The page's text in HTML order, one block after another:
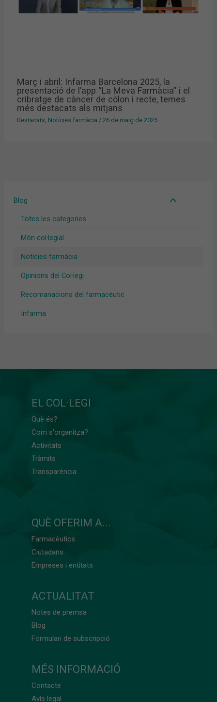
Blog
Totes les categories
Món col·legial
Notícies farmàcia
Opinions del Col·legi
Recomanacions del farmacèutic
Infarma
Març i abril: Infarma Barcelona 2025, la
presentació de l’app “La Meva Farmàcia” i el
cribratge de càncer de còlon i recte, temes
més destacats als mitjans
Destacats, Notícies farmàcia /26 de maig de 2025
EL COL·LEGI
Què és?
Com s'organitza?
Activitats
Tràmits
Transparència
QUÈ OFERIM A...
Farmacèutics
Ciutadans
Empreses i entitats
ACTUALITAT
Notes de premsa
Blog
Formulari de subscripció
MÉS INFORMACIÓ
Contacte
Avís legal